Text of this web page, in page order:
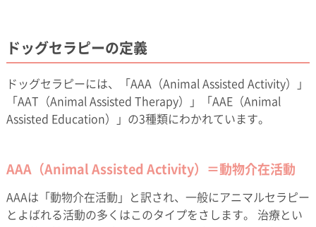
ドッグセラピーの定義
ドッグセラピーには、「AAA（Animal Assisted Activity）」
「AAT（Animal Assisted Therapy）」「AAE（Animal
Assisted Education）」の3種類にわかれています。
AAA（Animal Assisted Activity）＝動物介在活動
AAAは「動物介在活動」と訳され、一般にアニマルセラピー
とよばれる活動の多くはこのタイプをさします。 治療とい